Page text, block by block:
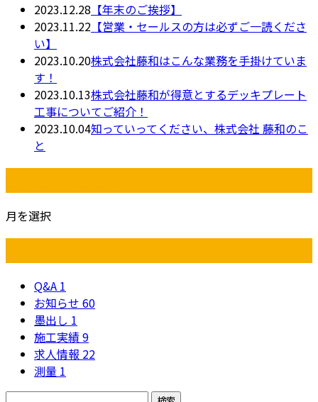
2023.12.28 【年末のご挨拶】
2023.11.22 【営業・セールスの方は必ずご一読くださ
い】
2023.10.20株式会社藤和はこんな業務を手掛けていま
す！
2023.10.13株式会社藤和が得意とするデッキプレート
工事についてご紹介！
2023.10.04知っていってください、株式会社 藤和のこ
と
月を選択
Q&A 1
お知らせ 60
墨出し 1
施工実績9
求人情報 22
測量 1